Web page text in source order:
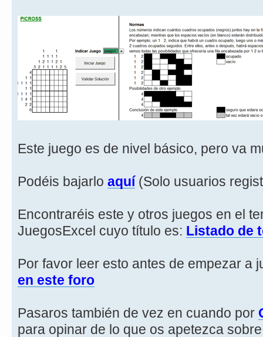
Este juego es de nivel básico, pero va
Podéis bajarlo aquí(Solo usuarios
Encontraréis este y otros juegos en el
JuegosExcel cuyo título es: Listado de
Por favor leer esto antes de empezar a
en este foro
Pasaros también de vez en cuando por
para opinar de lo que os apetezca